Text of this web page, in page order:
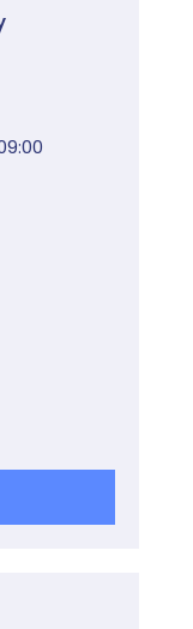
AD
AD RMS.
jak
RMS oraz jak